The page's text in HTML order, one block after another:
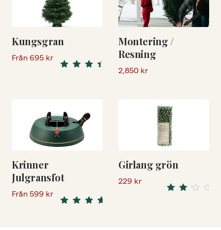
Kungsgran
Från 695 kr
Montering /
Resning
2,850 kr
Krinner
Julgransfot
Från 599 kr
Girlang grön
229 kr